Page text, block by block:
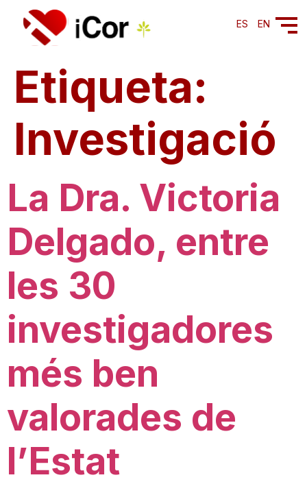
ES EN
Etiqueta:
Investigació
La Dra. Victoria
Delgado, entre
les 30
investigadores
més ben
valorades de
l’Estat